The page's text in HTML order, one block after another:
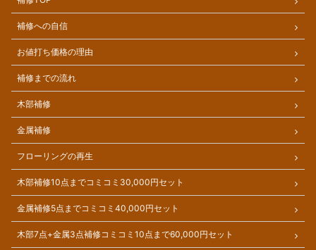
補修への自信
お値打ち価格の理由
補修までの流れ
木部補修
金属補修
フローリングの再生
木部補修10点までコミコミ30,000円セット
金属補修5点までコミコミ40,000円セット
木部7点+金属3点補修コミコミ10点まで60,000円セット